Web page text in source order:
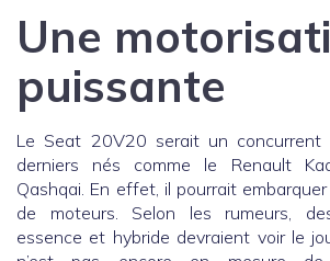
Une
puissante
Le Seat 20V20 serait un concurrent
derniers nés comme le Renault
Qashqai. En effet, il pourrait
de moteurs. Selon les rumeurs,
essence et hybride devraient voir le